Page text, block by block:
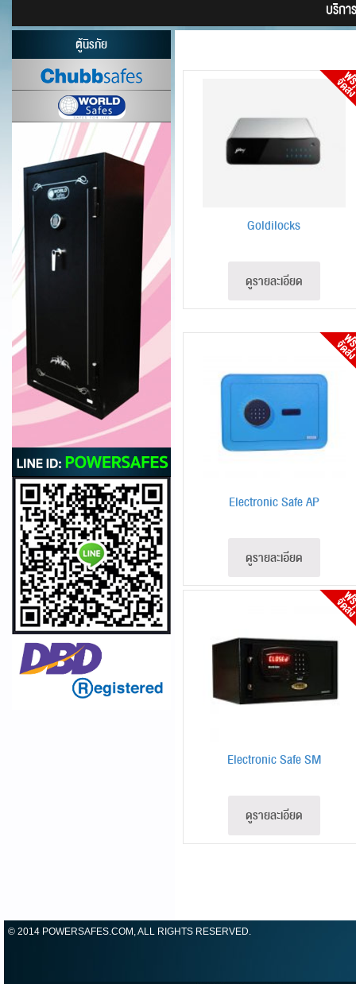
บริกา
ตู้นิรภัย
Goldilocks
ดูรายละเอียด
Electronic Safe AP
ดูรายละเอียด
Electronic Safe SM
ดูรายละเอียด
© 2014 POWERSAFES.COM, ALL RIGHTS RESERVED.